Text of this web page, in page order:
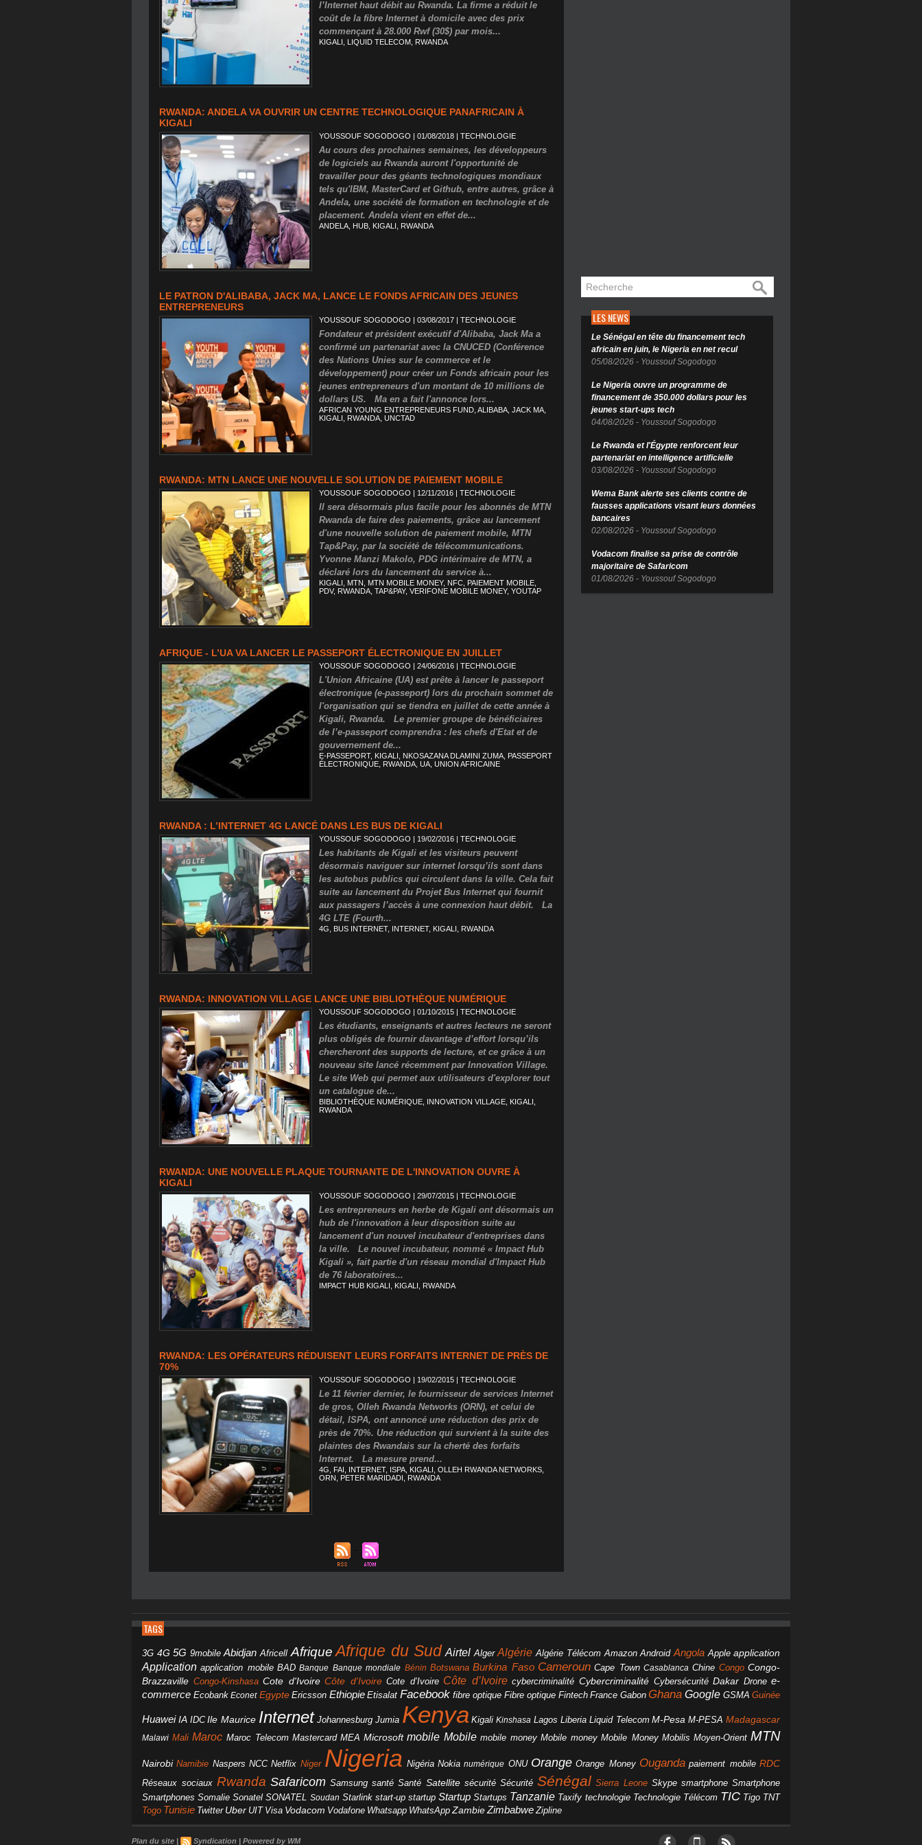
l’Internet haut débit au Rwanda. La firme a réduit le
coût de la fibre Internet à domicile avec des prix
commençant à 28.000 Rwf (30$) par mois...
KIGALI LIQUID TELECOM RWANDA
RWANDA: ANDELA VA OUVRIR UN CENTRE TECHNOLOGIQUE PANAFRICAIN À
KIGALI
YOUSSOUF SOGODOGO | 01/08/2018 | TECHNOLOGIE
Au cours des prochaines semaines, les développeurs
de logiciels au Rwanda auront l'opportunité de
travailler pour des géants technologiques mondiaux
tels qu'IBM, MasterCard et Github, entre autres, grâce à
Andela, une société de formation en technologie et de
placement. Andela vient en effet de...
ANDELA HUB KIGALI RWANDA
LE PATRON D'ALIBABA, JACK MA, LANCE LE FONDS AFRICAIN DES JEUNES
ENTREPRENEURS
YOUSSOUF SOGODOGO | 03/08/2017 | TECHNOLOGIE
Fondateur et président exécutif d'Alibaba, Jack Ma a
confirmé un partenariat avec la CNUCED (Conférence
des Nations Unies sur le commerce et le
développement) pour créer un Fonds africain pour les
jeunes entrepreneurs d'un montant de 10 millions de
dollars US. Ma en a fait l'annonce lors...
AFRICAN YOUNG ENTREPRENEURS FUND ALIBABA JACK MA
KIGALI
RWANDA UNCTAD
RWANDA: MTN LANCE UNE NOUVELLE SOLUTION DE PAIEMENT MOBILE
YOUSSOUF SOGODOGO | 12/11/2016 | TECHNOLOGIE
Il sera désormais plus facile pour les abonnés de MTN
Rwanda de faire des paiements, grâce au lancement
d'une nouvelle solution de paiement mobile, MTN
Tap&Pay, par la société de télécommunications.
Yvonne Manzi Makolo, PDG intérimaire de MTN, a
déclaré lors du lancement du service à...
KIGALI MTN MTN MOBILE MONEY, NFC PAIEMENT MOBILE
PDV, RWANDA TAP&PAY, VERIFONE MOBILE MONEY, YOUTAP
AFRIQUE - L’UA VA LANCER LE PASSEPORT ÉLECTRONIQUE EN JUILLET
YOUSSOUF SOGODOGO | 24/06/2016 | TECHNOLOGIE
L'Union Africaine (UA) est prête à lancer le passeport
électronique (e-passeport) lors du prochain sommet de
l'organisation qui se tiendra en juillet de cette année à
Kigali, Rwanda. Le premier groupe de bénéficiaires
de l’e-passeport comprendra : les chefs d'Etat et de
gouvernement de...
E-PASSEPORT, KIGALI NKOSAZANA DLAMINI ZUMA PASSEPORT
ÉLECTRONIQUE RWANDA UA UNION AFRICAINE
RWANDA : L’INTERNET 4G LANCÉ DANS LES BUS DE KIGALI
YOUSSOUF SOGODOGO | 19/02/2016 | TECHNOLOGIE
Les habitants de Kigali et les visiteurs peuvent
désormais naviguer sur internet lorsqu’ils sont dans
les autobus publics qui circulent dans la ville. Cela fait
suite au lancement du Projet Bus Internet qui fournit
aux passagers l’accès à une connexion haut débit. La
4G LTE (Fourth...
4G BUS INTERNET, INTERNET, KIGALI RWANDA
RWANDA: INNOVATION VILLAGE LANCE UNE BIBLIOTHÈQUE NUMÉRIQUE
YOUSSOUF SOGODOGO | 01/10/2015 | TECHNOLOGIE
Les étudiants, enseignants et autres lecteurs ne seront
plus obligés de fournir davantage d’effort lorsqu’ils
chercheront des supports de lecture, et ce grâce à un
nouveau site lancé récemment par Innovation Village.
Le site Web qui permet aux utilisateurs d'explorer tout
un catalogue de...
BIBLIOTHÈQUE NUMÉRIQUE INNOVATION VILLAGE KIGALI
RWANDA
RWANDA: UNE NOUVELLE PLAQUE TOURNANTE DE L'INNOVATION OUVRE À
KIGALI
YOUSSOUF SOGODOGO | 29/07/2015 | TECHNOLOGIE
Les entrepreneurs en herbe de Kigali ont désormais un
hub de l'innovation à leur disposition suite au
lancement d'un nouvel incubateur d'entreprises dans
la ville. Le nouvel incubateur, nommé « Impact Hub
Kigali », fait partie d'un réseau mondial d'Impact Hub
de 76 laboratoires...
IMPACT HUB KIGALI KIGALI RWANDA
RWANDA: LES OPÉRATEURS RÉDUISENT LEURS FORFAITS INTERNET DE PRÈS DE
70%
YOUSSOUF SOGODOGO | 19/02/2015 | TECHNOLOGIE
Le 11 février dernier, le fournisseur de services Internet
de gros, Olleh Rwanda Networks (ORN), et celui de
détail, ISPA, ont annoncé une réduction des prix de
près de 70%. Une réduction qui survient à la suite des
plaintes des Rwandais sur la cherté des forfaits
Internet. La mesure prend...
4G FAI INTERNET, ISPA KIGALI OLLEH RWANDA NETWORKS
ORN
PETER MARIDADI RWANDA
LES NEWS
Le Sénégal en tête du financement tech
africain en juin, le Nigeria en net recul
05/08/2026 - Youssouf Sogodogo
Le Nigeria ouvre un programme de
financement de 350.000 dollars pour les
jeunes start-ups tech
04/08/2026 - Youssouf Sogodogo
Le Rwanda et l'Égypte renforcent leur
partenariat en intelligence artificielle
03/08/2026 - Youssouf Sogodogo
Wema Bank alerte ses clients contre de
fausses applications visant leurs données
bancaires
02/08/2026 - Youssouf Sogodogo
Vodacom finalise sa prise de contrôle
majoritaire de Safaricom
01/08/2026 - Youssouf Sogodogo
TAGS
3G 4G 5G 9mobile Abidjan Africell Afrique Afrique du Sud Airtel Alger Algérie Algérie Télécom Amazon Android Angola Apple application
Application application mobile BAD Banque Banque mondiale Bénin Botswana Burkina Faso Cameroun Cape Town Casablanca Chine Congo Congo-
Brazzaville Congo-Kinshasa Cote d'Ivoire Côte d'Ivoire Cote d’Ivoire Côte d’Ivoire cybercriminalité Cybercriminalité Cybersécurité Dakar Drone e-
commerce Ecobank Econet Egypte Ericsson Ethiopie Etisalat Facebook fibre optique Fibre optique Fintech France Gabon Ghana Google GSMA Guinée
Huawei IA IDC Ile Maurice Internet Johannesburg Jumia Kenya Kigali Kinshasa Lagos Liberia Liquid Telecom M-Pesa M-PESA Madagascar
Malawi Mali Maroc Maroc Telecom Mastercard MEA Microsoft mobile Mobile mobile money Mobile money Mobile Money Mobilis Moyen-Orient MTN
Nairobi Namibie Naspers NCC Netflix Niger Nigeria Nigéria Nokia numérique ONU Orange Orange Money Ouganda paiement mobile RDC
Réseaux sociaux Rwanda Safaricom Samsung santé Santé Satellite sécurité Sécurité Sénégal Sierra Leone Skype smartphone Smartphone
Smartphones Somalie Sonatel SONATEL Soudan Starlink start-up startup Startup Startups Tanzanie Taxify technologie Technologie Télécom TIC Tigo TNT
Togo Tunisie Twitter Uber UIT Visa Vodacom Vodafone Whatsapp WhatsApp Zambie Zimbabwe Zipline
Plan du site | Syndication | Powered by WM